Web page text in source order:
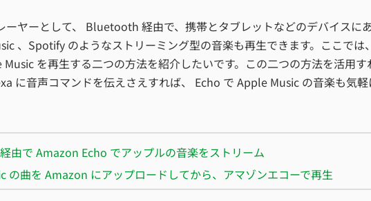
ーヤーとして、 Bluetooth 経由で、携帯とタブレットなどのデバイスに
、Spotify のようなストリーミング型の音楽も再生できます。ここでは
を再生する二つの方法を紹介したいです。この二つの方法を活用す
に音声コマンドを伝えさえすれば、 Echo で Apple Music の音楽も気
由で Amazon Echo でアップルの音楽をストリーム
の曲を Amazon にアップロードしてから、アマゾンエコーで再生